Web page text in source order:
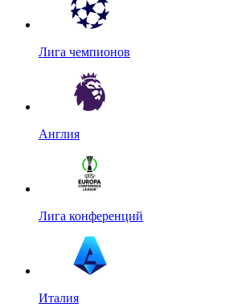
Лига чемпионов
Англия
Лига конференций
Италия